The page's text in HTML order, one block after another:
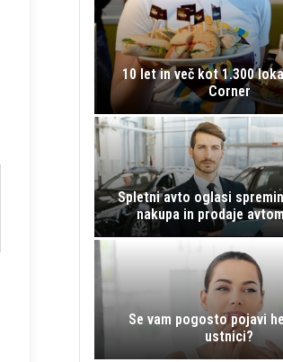
10 let in več kot 1.300
Corner
Spletni avto oglasi
nakupa in prodaje
Se vam pogosto pojavi
ustnici?